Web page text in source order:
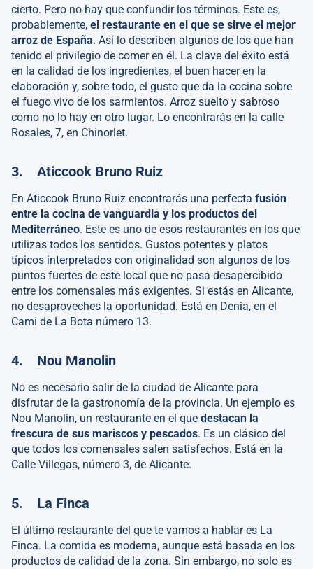
cierto. Pero no hay que confundir los términos. Este es,
probablemente, el restaurante en el que se sirve el mejor
arroz de España. Así lo describen algunos de los que han
tenido el privilegio de comer en él. La clave del éxito está
en la calidad de los ingredientes, el buen hacer en la
elaboración y, sobre todo, el gusto que da la cocina sobre
el fuego vivo de los sarmientos. Arroz suelto y sabroso
como no lo hay en otro lugar. Lo encontrarás en la calle
Rosales, 7, en Chinorlet.
3. Aticcook Bruno Ruiz
En Aticcook Bruno Ruiz encontrarás una perfecta fusión
entre la cocina de vanguardia y los productos del
Mediterráneo. Este es uno de esos restaurantes en los que
utilizas todos los sentidos. Gustos potentes y platos
típicos interpretados con originalidad son algunos de los
puntos fuertes de este local que no pasa desapercibido
entre los comensales más exigentes. Si estás en Alicante,
no desaproveches la oportunidad. Está en Denia, en el
Cami de La Bota número 13.
4. Nou Manolin
No es necesario salir de la ciudad de Alicante para
disfrutar de la gastronomía de la provincia. Un ejemplo es
Nou Manolin, un restaurante en el que destacan la
frescura de sus mariscos y pescados. Es un clásico del
que todos los comensales salen satisfechos. Está en la
Calle Villegas, número 3, de Alicante.
5. La Finca
El último restaurante del que te vamos a hablar es La
Finca. La comida es moderna, aunque está basada en los
productos de calidad de la zona. Sin embargo, no solo es